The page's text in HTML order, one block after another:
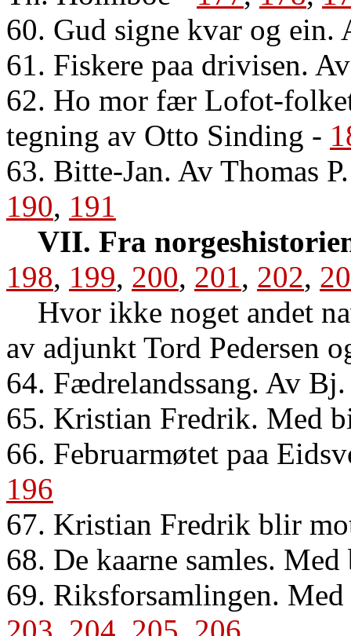
60. Gud signe kvar og ein.
61. Fiskere paa drivisen.
62. Ho mor fær Lofot-
tegning av Otto Sinding -
63. Bitte-Jan. Av Thomas
190, 191
VII. Fra
198, 199, 200, 201, 202,
Hvor ikke noget andet
av adjunkt Tord Pedersen
64. Fædrelandssang. Av
65. Kristian Fredrik. Med
66. Februarmøtet paa
196
67. Kristian Fredrik blir
68. De kaarne samles.
69. Riksforsamlingen.